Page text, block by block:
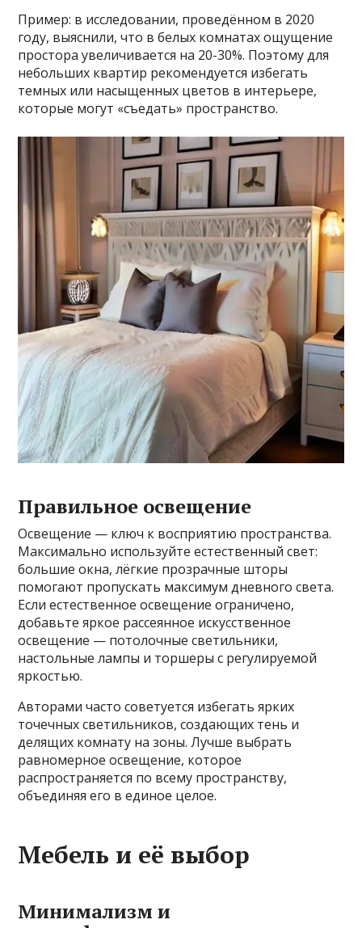
Пример: в исследовании, проведённом в 2020
году, выяснили, что в белых комнатах ощущение
простора увеличивается на 20-30%. Поэтому для
небольших квартир рекомендуется избегать
темных или насыщенных цветов в интерьере,
которые могут «съедать» пространство.
Правильное освещение
Освещение — ключ к восприятию пространства.
Максимально используйте естественный свет:
большие окна, лёгкие прозрачные шторы
помогают пропускать максимум дневного света.
Если естественное освещение ограничено,
добавьте яркое рассеянное искусственное
освещение — потолочные светильники,
настольные лампы и торшеры с регулируемой
яркостью.
Авторами часто советуется избегать ярких
точечных светильников, создающих тень и
делящих комнату на зоны. Лучше выбрать
равномерное освещение, которое
распространяется по всему пространству,
объединяя его в единое целое.
Мебель и её выбор
Минимализм и